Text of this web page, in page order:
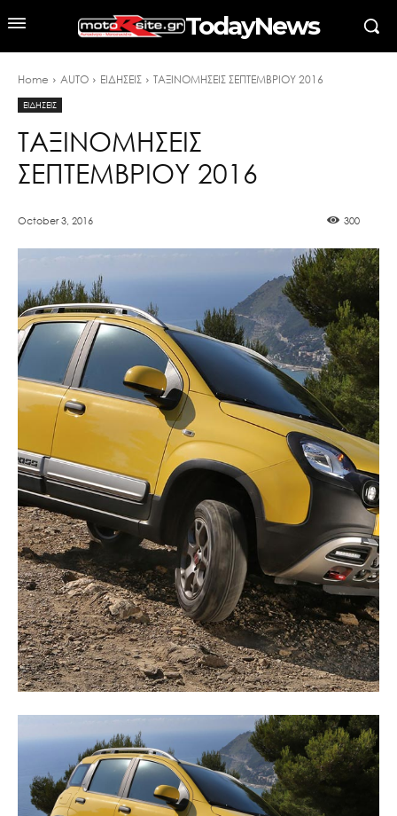
TodayNews
Home AUTO ΕΙΔΗΣΕΙΣ ΤΑΞΙΝΟΜΗΣΕΙΣ ΣΕΠΤΕΜΒΡΙΟΥ 2016
ΕΙΔΗΣΕΙΣ
ΤΑΞΙΝΟΜΗΣΕΙΣ
ΣΕΠΤΕΜΒΡΙΟΥ 2016
October 3, 2016 300